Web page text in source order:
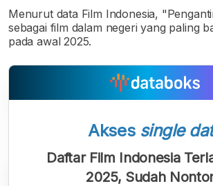
Menurut data Film Indonesia,
sebagai film dalam negeri yang paling
pada awal 2025.
Akses single
Daftar Film Indonesia
2025, Sudah